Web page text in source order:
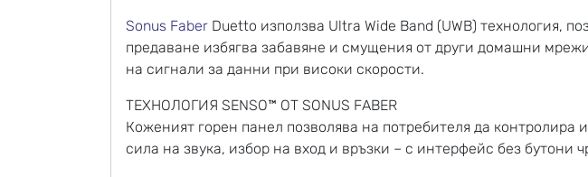
Sonus Faber Duetto използва Ultra Wide Band (UWB) технология,
предаване избягва забавяне и смущения от други домашни
на сигнали за данни при високи скорости.
ТЕХНОЛОГИЯ SENSO™ ОТ SONUS FABER
Коженият горен панел позволява на потребителя да
сила на звука, избор на вход и връзки – с интерфейс без бутони